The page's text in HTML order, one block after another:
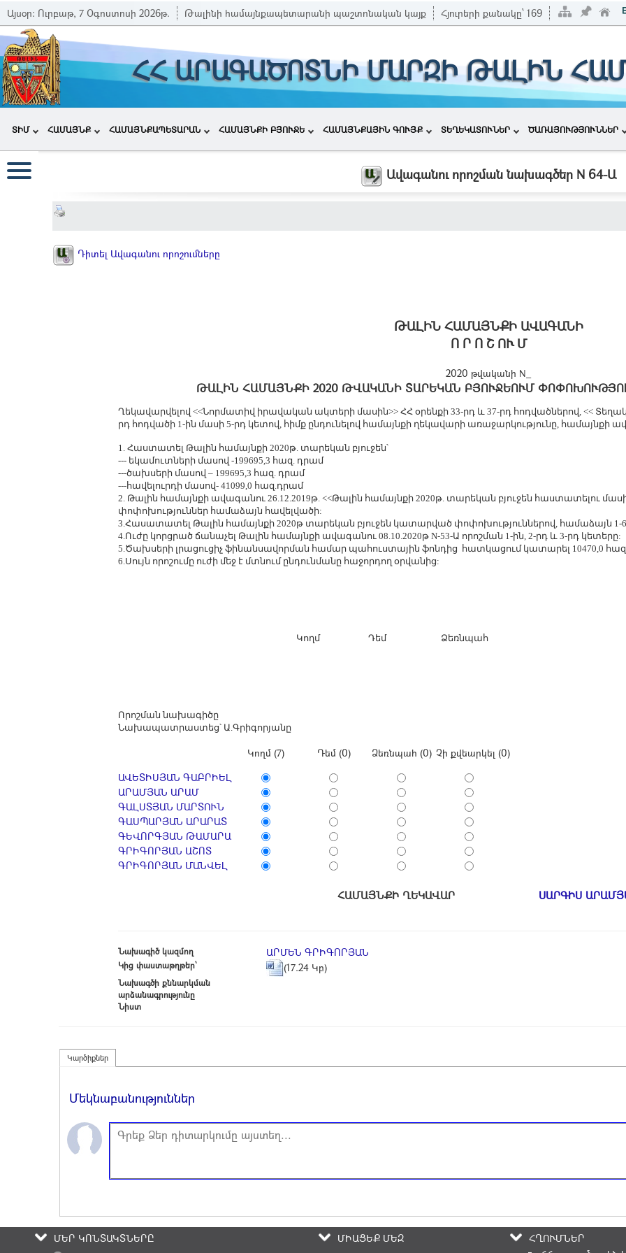
Այսօր: Ուրբաթ, 7 Օգոստոսի 2026թ. Թալինի համայնքապետարանի պաշտոնական կայք Հյուրերի քանակը՝ 169
ՀՀ ԱՐԱԳԱԾՈՏՆԻ ՄԱՐԶԻ ԹԱԼԻՆ
ՏԻՄ ՀԱՄԱՅՆՔ ՀԱՄԱՅՆՔԱՊԵՏԱՐԱՆ ՀԱՄԱՅՆՔԻ ԲՅՈՒՋԵ ՀԱՄԱՅՆՔԱՅԻՆ ԳՈՒՅՔ ՏԵՂԵԿԱՏՈՒՆԵՐ ԾԱՌԱՅՈՒԹՅՈՒՆՆԵՐ
Ավագանու որոշման նախագծեր N 64-Ա
Դիտել Ավագանու որոշումները
ԹԱԼԻՆ ՀԱՄԱՅՆՔԻ ԱՎԱԳԱՆԻ
Ո Ր Ո Շ ՈՒ Մ
2020 թվականի N_
ԹԱԼԻՆ ՀԱՄԱՅՆՔԻ 2020 ԹՎԱԿԱՆԻ ՏԱՐԵԿԱՆ ԲՅՈՒՋԵՈՒՄ
Ղեկավարվելով <<Նորմատիվ իրավական ակտերի մասին>> ՀՀ օրենքի 33-րդ և 37-րդ հոդվածներով, <<
րդ հոդվածի 1-ին մասի 5-րդ կետով, հիմք ընդունելով համայնքի ղեկավարի առաջարկությունը, համայնքի
1. Հաստատել Թալին համայնքի 2020թ. տարեկան բյուջեն՝
--- եկամուտների մասով -199695,3 հազ. դրամ
---ծախսերի մասով – 199695,3 հազ. դրամ
---հավելուրդի մասով- 41099,0 հազ.դրամ
2. Թալին համայնքի ավագանու 26.12.2019թ. <<Թալին համայնքի 2020թ. տարեկան բյուջեն հաստատելու
փոփոխություններ համաձայն հավելվածի:
3.Հասատատել Թալին համայնքի 2020թ տարեկան բյուջեն կատարված փոփոխություններով, համաձայն
4.Ուժը կորցրած ճանաչել Թալին համայնքի ավագանու 08.10.2020թ N-53-Ա որոշման 1-ին, 2-րդ և 3-րդ կետերը:
5.Ծախսերի լրացուցիչ ֆինանսավորման համար պահուստային ֆոնդից հատկացում կատարել 10470,0
6.Սույն որոշումը ուժի մեջ է մտնում ընդունմանը հաջորդող օրվանից:
Կողմ Դեմ Ձեռնպահ
Որոշման նախագիծը
Նախապատրաստեց՝ Ա.Գրիգորյանը
Կողմ (7) Դեմ (0) Ձեռնպահ (0) Չի քվեարկել (0)
ԱՎԵՏԻՍՅԱՆ ԳԱԲՐԻԵԼ
ԱՐԱՄՅԱՆ ԱՐԱՄ
ԳԱԼՍՏՅԱՆ ՄԱՐՏՈՒՆ
ԳԱՍՊԱՐՅԱՆ ԱՐԱՐԱՏ
ԳԵՎՈՐԳՅԱՆ ԹԱՄԱՐԱ
ԳՐԻԳՈՐՅԱՆ ԱՇՈՏ
ԳՐԻԳՈՐՅԱՆ ՄԱՆՎԵԼ
ՀԱՄԱՅՆՔԻ ՂԵԿԱՎԱՐ ՍԱՐԳԻՍ
Նախագիծ կազմող ԱՐՄԵՆ ԳՐԻԳՈՐՅԱՆ
Կից փաստաթղթեր՝ (17.24 Կբ)
Նախագծի քննարկման
արձանագրությունը
Նիստ
Կարծիքներ
Մեկնաբանություններ
ՄԵՐ ԿՈՆՏԱԿՏՆԵՐԸ ՄԻԱՑԵՔ ՄԵԶ
ՀՂՈՒՄՆԵՐ